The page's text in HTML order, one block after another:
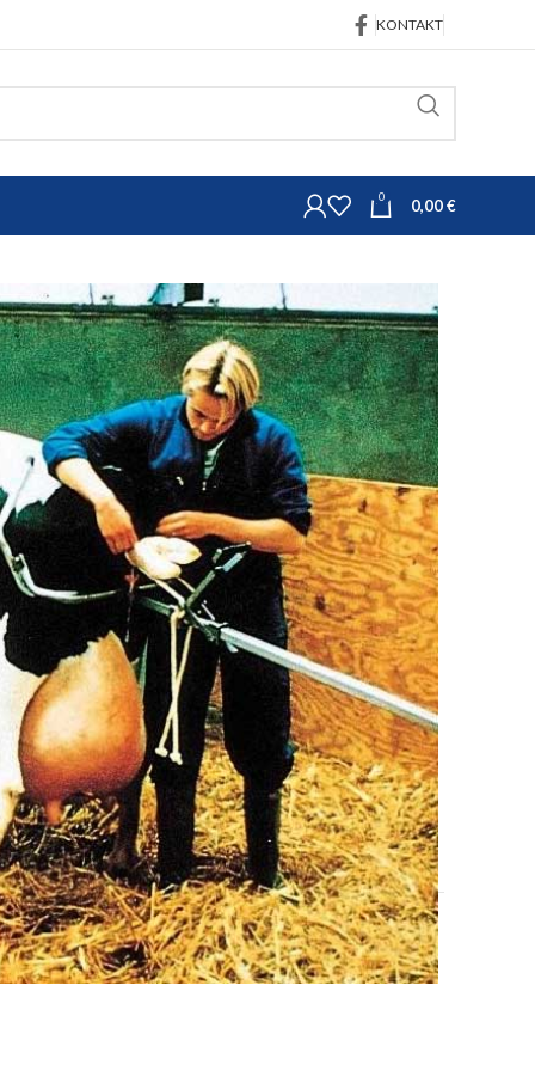
KONTAKT
0 0,00€
Oprema za govedarstvo Oprema za telenje
VINK
dana.
DODAJ U KOŠARICU
, Oprema za telenje, Poljoprivredna oprema